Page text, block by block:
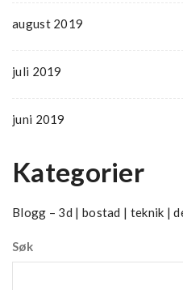
august 2019
juli 2019
juni 2019
Kategorier
Blogg – 3d | bostad | teknik |
Søk